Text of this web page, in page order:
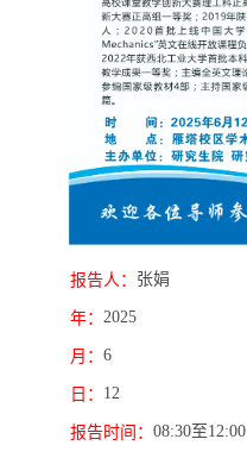
报告人： 张娟
年：2025
月：6
日： 12
报告时间：08:30至12:00